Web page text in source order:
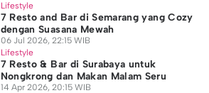
Lifestyle
7 Resto and Bar di Semarang yang Cozy
dengan Suasana Mewah
06 Jul 2026, 22:15 WIB
Lifestyle
7 Resto & Bar di Surabaya untuk
Nongkrong dan Makan Malam Seru
14 Apr 2026, 20:15 WIB